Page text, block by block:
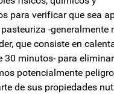
para verificar que sea
-generalmente
que consiste en
30 minutos- para eliminar
potencialmente
de sus propiedades